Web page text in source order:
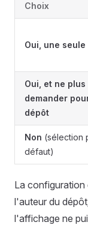
Choix
Oui, une
Oui, et ne plus
demander
dépôt
Non (sélection
défaut)
La configuration
l'auteur du
l'affichage ne